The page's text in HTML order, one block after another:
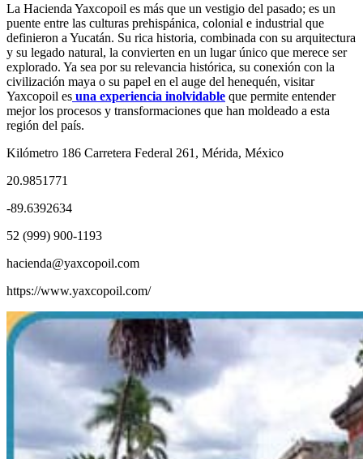
La Hacienda Yaxcopoil es más que un vestigio del pasado; es un
puente entre las culturas prehispánica, colonial e industrial que
definieron a Yucatán. Su rica historia, combinada con su arquitectura
y su legado natural, la convierten en un lugar único que merece ser
explorado. Ya sea por su relevancia histórica, su conexión con la
civilización maya o su papel en el auge del henequén, visitar
Yaxcopoil es una experiencia inolvidable que permite entender
mejor los procesos y transformaciones que han moldeado a esta
región del país.
Kilómetro 186 Carretera Federal 261, Mérida, México
20.9851771
-89.6392634
52 (999) 900-1193
hacienda@yaxcopoil.com
https://www.yaxcopoil.com/